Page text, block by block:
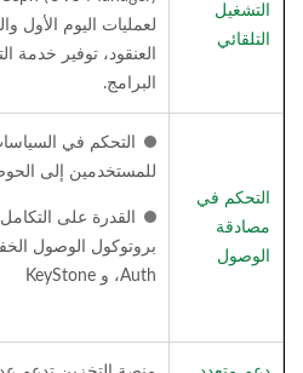
التشغيل
التلقائي
لعمليات اليوم الأول
العنقود، توفير خدمة
البرامج.
التحكم في
مصادقة
الوصول
التحكم في
للمستخدمين إلى
Auth، و KeyStone